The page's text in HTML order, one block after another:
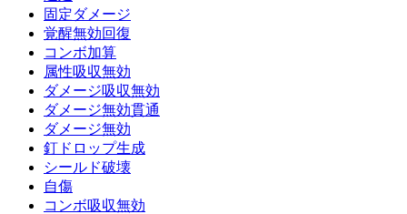
固定ダメージ
覚醒無効回復
コンボ加算
属性吸収無効
ダメージ吸収無効
ダメージ無効貫通
ダメージ無効
釘ドロップ生成
シールド破壊
自傷
コンボ吸収無効